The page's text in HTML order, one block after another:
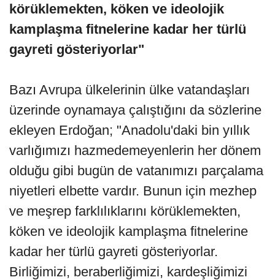
körüklemekten, köken ve ideolojik
kamplaşma fitnelerine kadar her türlü
gayreti gösteriyorlar"
Bazı Avrupa ülkelerinin ülke vatandaşları
üzerinde oynamaya çalıştığını da sözlerine
ekleyen Erdoğan; "Anadolu'daki bin yıllık
varlığımızı hazmedemeyenlerin her dönem
olduğu gibi bugün de vatanımızı parçalama
niyetleri elbette vardır. Bunun için mezhep
ve meşrep farklılıklarını körüklemekten,
köken ve ideolojik kamplaşma fitnelerine
kadar her türlü gayreti gösteriyorlar.
Birliğimizi, beraberliğimizi, kardeşliğimizi